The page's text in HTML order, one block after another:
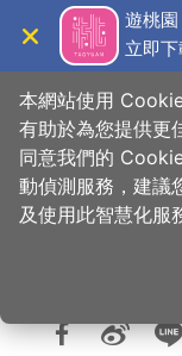
主
遊桃
立即
首頁 > 想去的地方 >
川門子
本網站使用
有助於為您提供更
同意我們的
動偵測服務，建議
及使用此智慧化服